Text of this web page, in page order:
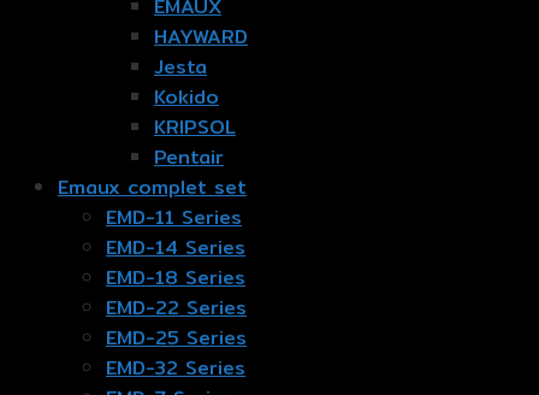
EMAUX
HAYWARD
Jesta
Kokido
KRIPSOL
Pentair
Emaux complet set
EMD-11 Series
EMD-14 Series
EMD-18 Series
EMD-22 Series
EMD-25 Series
EMD-32 Series